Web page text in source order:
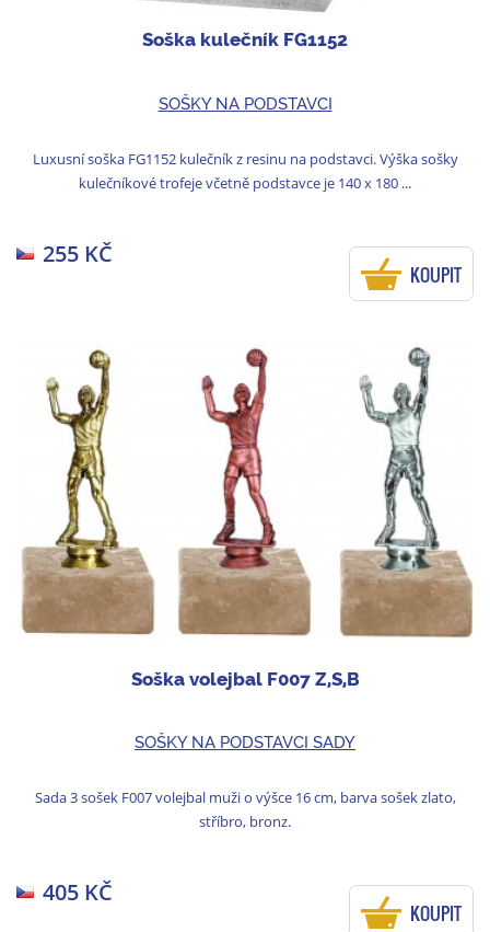
Soška kulečník FG1152
SOŠKY NA PODSTAVCI
Luxusní soška FG1152 kulečník z resinu na podstavci. Výška sošky
kulečníkové trofeje včetně podstavce je 140 x 180 ...
255 KČ
KOUPIT
Soška volejbal F007 Z,S,B
SOŠKY NA PODSTAVCI SADY
Sada 3 sošek F007 volejbal muži o výšce 16 cm, barva sošek zlato,
stříbro, bronz.
405 KČ
KOUPIT